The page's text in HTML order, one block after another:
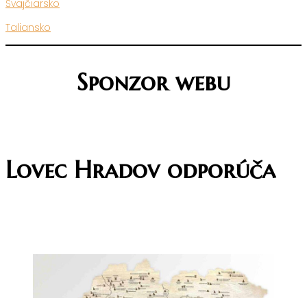
Švajčiarsko
Taliansko
Sponzor webu
Lovec Hradov odporúča